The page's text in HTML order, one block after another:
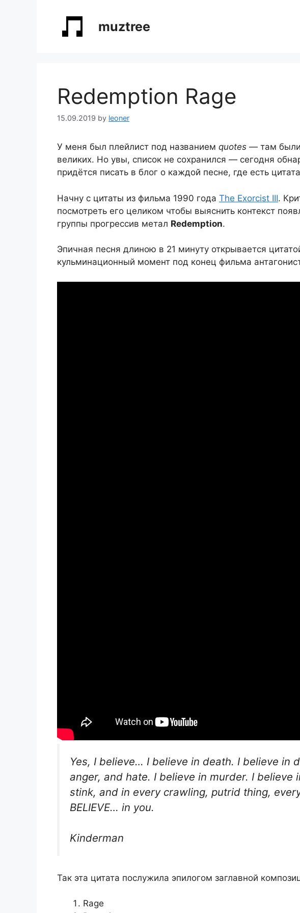
muztree
Redemption Rage
15.09.2019 by leoner
У меня был плейлист под названием quotes — там были
великих. Но увы, список не сохранился — сегодня
придётся писать в блог о каждой песне, где есть
Начну с цитаты из фильма 1990 года The Exorcist III.
посмотреть его целиком чтобы выяснить контекст
группы прогрессив метал Redemption.
Эпичная песня длиною в 21 минуту открывается
кульминационный момент под конец фильма
Yes, I believe… I believe in death. I believe in
anger, and hate. I believe in murder. I
stink, and in every crawling, putrid thing,
BELIEVE… in you.
Kinderman
Так эта цитата послужила эпилогом заглавной
Rage